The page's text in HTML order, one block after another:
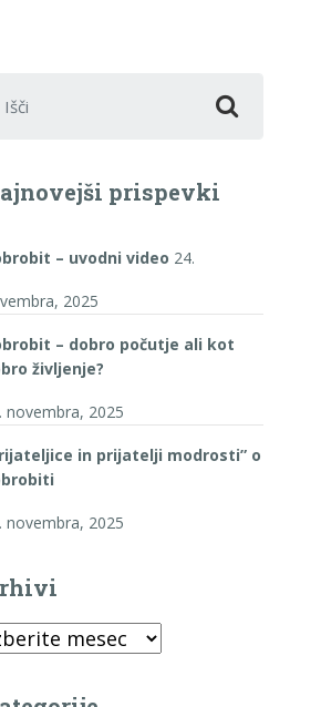
prispevki
– uvodni video 24.
2025
– dobro počutje ali kot
življenje?
novembra, 2025
in prijatelji modrosti” o
novembra, 2025